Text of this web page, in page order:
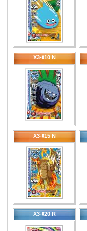
X3-010 N
X3-015 N
X3-020 R